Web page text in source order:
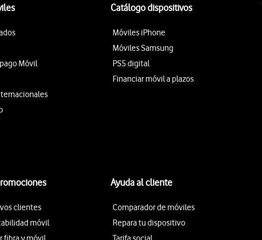
Móvil
Catálogo dispositivos
Móviles iPhone
Móviles Samsung
PS5 digital
Financiar móvil a plazos
clientes
móvil
fibra y móvil
Ayuda al cliente
Comparador de móviles
Repara tu dispositivo
Tarifa social